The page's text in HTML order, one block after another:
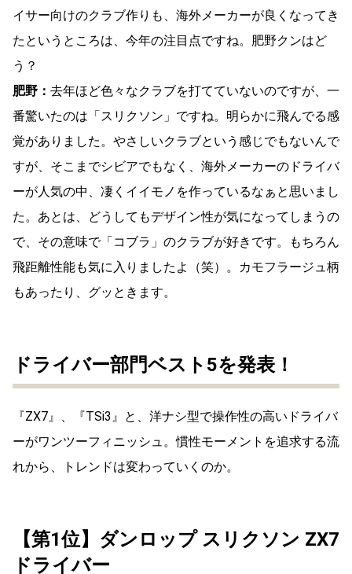
イサー向けのクラブ作りも、海外メーカーが良くなってき
たというところは、今年の注目点ですね。肥野クンはど
う？
肥野： 去年ほど色々なクラブを打てていないのですが、一
番驚いたのは「スリクソン」ですね。明らかに飛んでる感
覚がありました。やさしいクラブという感じでもないんで
すが、そこまでシビアでもなく、海外メーカーのドライバ
ーが人気の中、凄くイイモノを作っているなぁと思いまし
た。あとは、どうしてもデザイン性が気になってしまうの
で、その意味で「コブラ」のクラブが好きです。もちろん
飛距離性能も気に入りましたよ（笑）。カモフラージュ柄
もあったり、グッときます。
ドライバー部門ベスト5を発表！
『ZX7』、『TSi3』と、洋ナシ型で操作性の高いドライバ
ーがワンツーフィニッシュ。慣性モーメントを追求する流
れから、トレンドは変わっていくのか。
【第1位】ダンロップ スリクソン ZX7
ドライバー